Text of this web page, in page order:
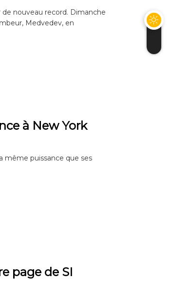
de nouveau record. Dimanche
Medvedev, en
à New York
même puissance que ses
page de SI